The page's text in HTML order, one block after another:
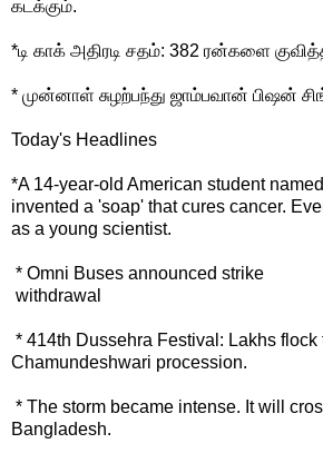
கடக்கும்.
*டி காக் அதிரடி சதம்: 382 ரன்களை
* முன்னாள் சுழற்பந்து ஜாம்பவான் பிஷன்
Today's Headlines
*A 14-year-old American student
invented a 'soap' that cures cancer.
as a young scientist.
* Omni Buses announced strike
withdrawal
* 414th Dussehra Festival: Lakhs flock
Chamundeshwari procession.
* The storm became intense. It will
Bangladesh.